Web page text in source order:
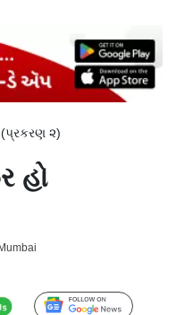
(પ્રકરણ ૨)
હો
Follow Us